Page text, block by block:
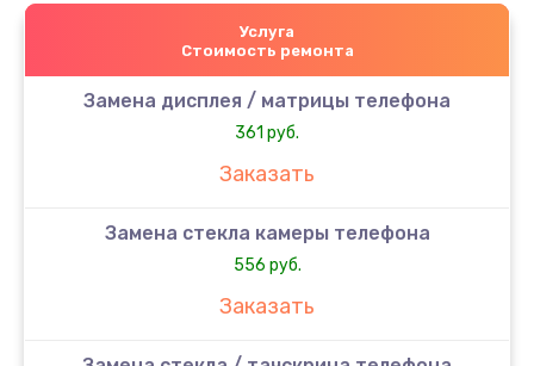
Услуга
Стоимость ремонта
Замена дисплея / матрицы телефона
361 руб.
Заказать
Замена стекла камеры телефона
556 руб.
Заказать